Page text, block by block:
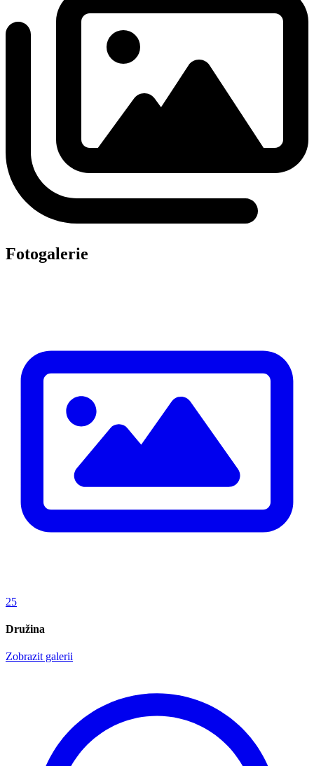
Fotogalerie
25
Družina
Zobrazit galerii